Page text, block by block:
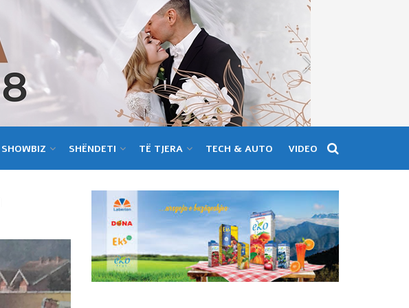
SHOWBIZ SHËNDETI TË TJERA TECH & AUTO VIDEO